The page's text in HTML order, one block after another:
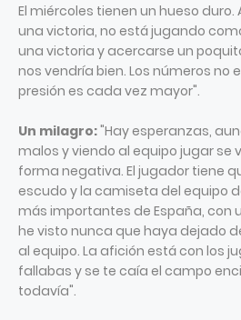
El miércoles tienen un hueso
una victoria, no está jugando
una victoria y acercarse un
nos vendría bien. Los números no
presión es cada vez mayor".
Un milagro:"Hay esperanzas,
malos y viendo al equipo jugar se
forma negativa. El jugador tiene
escudo y la camiseta del equipo
más importantes de España, con
he visto nunca que haya dejado
al equipo. La afición está con los
fallabas y se te caía el campo
todavía".